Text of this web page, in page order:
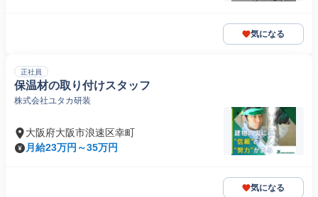
気になる
正社員
保温材の取り付けスタッフ
株式会社ユタカ研装
大阪府大阪市浪速区幸町
月給23万円～35万円
気になる